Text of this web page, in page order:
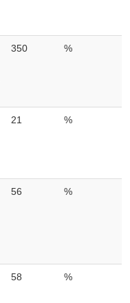
350 %
21 %
56 %
58 %